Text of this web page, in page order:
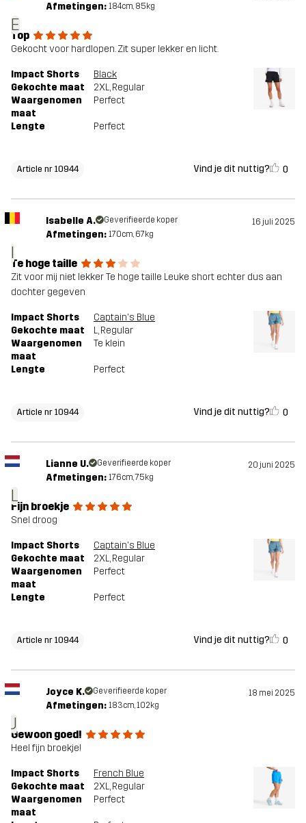
E
Afmetingen: 184cm, 85kg
Top
Gekocht voor hardlopen. Zit super lekker en licht.
Impact Shorts
Black
Gekochte maat
2XL, Regular
Waargenomen
maat
Perfect
Lengte Perfect
Article nr 10944 Vind je dit nuttig? 0
I
Isabelle A. Geverifieerde koper 16 juli 2025
Afmetingen: 170cm, 67kg
Te hoge taille
Zit voor mij niet lekker Te hoge taille Leuke short echter dus aan
dochter gegeven
Impact Shorts
Captain's Blue
Gekochte maat
L, Regular
Waargenomen
maat
Te klein
Lengte Perfect
Article nr 10944 Vind je dit nuttig? 0
L
Lianne U. Geverifieerde koper 20 juni 2025
Afmetingen: 176cm, 75kg
Fijn broekje
Snel droog
Impact Shorts
Captain's Blue
Gekochte maat
2XL, Regular
Waargenomen
maat
Perfect
Lengte Perfect
Article nr 10944 Vind je dit nuttig? 0
J
Joyce K. Geverifieerde koper 18 mei 2025
Afmetingen: 183cm, 102kg
Gewoon goed!
Heel fijn broekje!
Impact Shorts
French Blue
Gekochte maat
2XL, Regular
Waargenomen
maat
Perfect